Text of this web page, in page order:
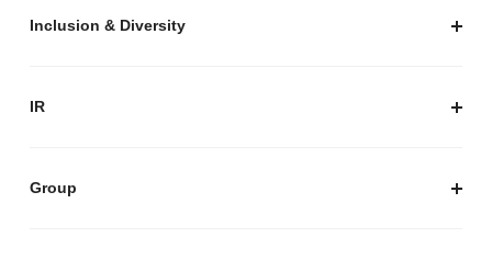
Inclusion & Diversity
IR
Group